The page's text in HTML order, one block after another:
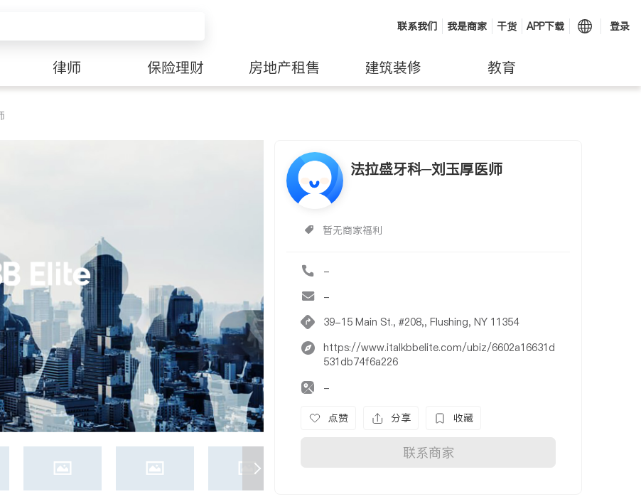
联系我们 我是商家 干货 APP下载 登录
律师 保险理财 房地产租售 建筑装修 教育
法拉盛牙科─刘玉厚医师
暂无商家福利
-
-
39-15 Main St., #208,, Flushing, NY 11354
https://www.italkbbelite.com/ubiz/6602a16631d
531db74f6a226
-
点赞 分享 收藏
联系商家